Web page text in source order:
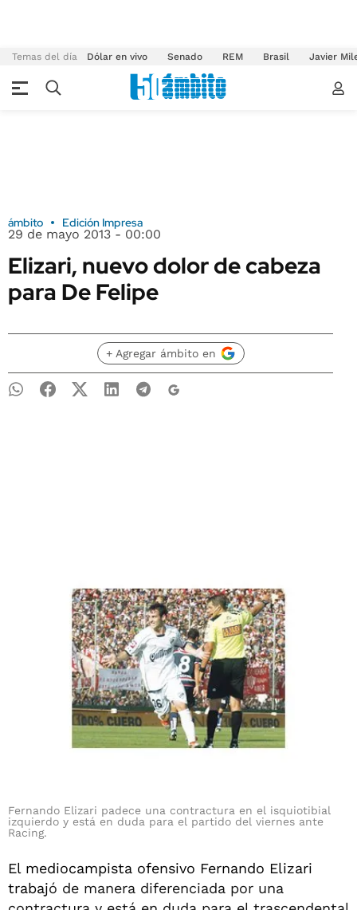
Temas del día Dólar en vivo Senado REM Brasil Javier
ámbito Edición Impresa
29 de mayo 2013 - 00:00
Elizari, nuevo dolor de cabeza
para De Felipe
+ Agregar ámbito en
Fernando Elizari padece una contractura en el isquiotibial
izquierdo y está en duda para el partido del viernes ante
Racing.
El mediocampista ofensivo Fernando Elizari
trabajó de manera diferenciada por una